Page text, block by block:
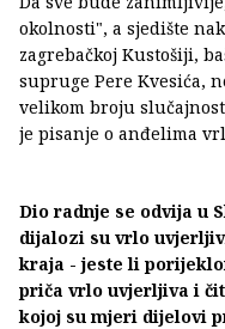
okolnosti", a sjedište
zagrebačkoj Kustošiji,
supruge Pere Kvesića,
velikom broju
je pisanje o anđelima
Dio radnje se odvija u
dijalozi su vrlo
kraja - jeste li
priča vrlo uvjerljiva i
kojoj su mjeri dijelovi